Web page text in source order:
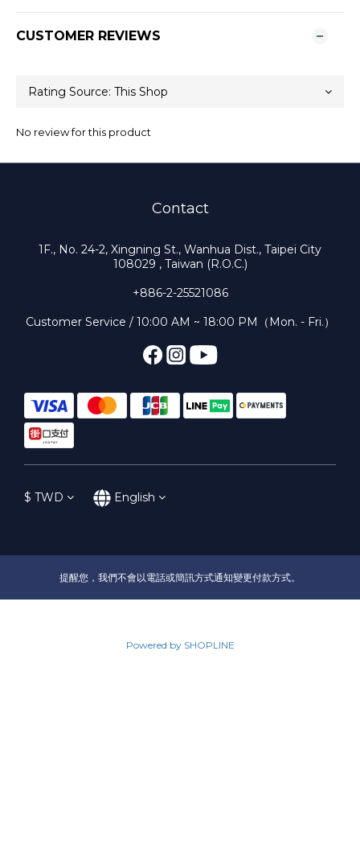
CUSTOMER REVIEWS
No review for this product
Contact
1F., No. 24-2, Xingning St., Wanhua Dist., Taipei City
108029 , Taiwan (R.O.C.)
+886-2-25521086
Customer Service / 10:00 AM ~ 18:00 PM（Mon. - Fri.）
$ TWD English
提醒您，我們不會以電話或簡訊方式通知變更付款方式。
Powered by SHOPLINE